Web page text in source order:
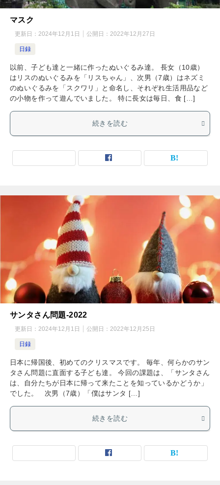
マスク
更新日： 2024年12月1日 公開日： 2022年12月27日
日録
以前、子ども達と一緒に作ったぬいぐるみ達。 長女（10歳）
はリスのぬいぐるみを「リスちゃん」、次男（7歳）はネズミ
のぬいぐるみを「スクワリ」と命名し、それぞれ生活用品など
の小物を作って遊んでいました。 特に長女は毎日、食 […]
続きを読む
サンタさん問題-2022
更新日： 2024年12月1日 公開日： 2022年12月25日
日録
日本に帰国後、初めてのクリスマスです。 毎年、何らかのサン
タさん問題に直面する子ども達。 今回の課題は、「サンタさん
は、自分たちが日本に帰って来たことを知っているかどうか」
でした。 次男（7歳）「僕はサンタ […]
続きを読む